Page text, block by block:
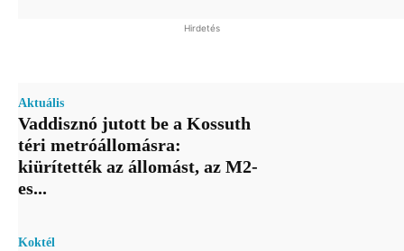
Hirdetés
Aktuális
Vaddisznó jutott be a Kossuth
téri metróállomásra:
kiürítették az állomást, az M2-
es...
Koktél